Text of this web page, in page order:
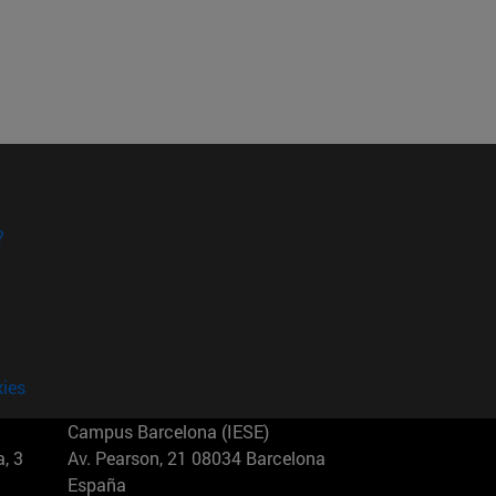
3
Campus Barcelona (IESE)
Av. Pearson, 21 08034 Barcelona
España